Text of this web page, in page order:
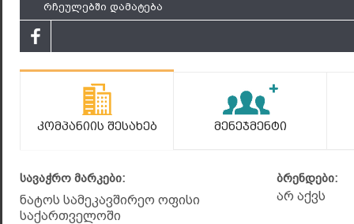
რჩეულებში დამატება
Კომპანიის Შესახებ Მენეჯმენტი
სავაჭრო მარკები:
ნატოს სამეკავშირეო ოფისი
საქართველოში
ბრენდები:
არ აქვს